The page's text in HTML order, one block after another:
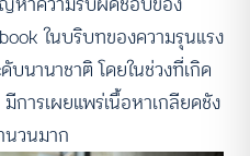
ในบริบทของความรุนแรง
บนานาชาติ โดยในช่วงที่เกิด
การเผยแพร่เนื้อหาเกลียดชัง
วนมาก